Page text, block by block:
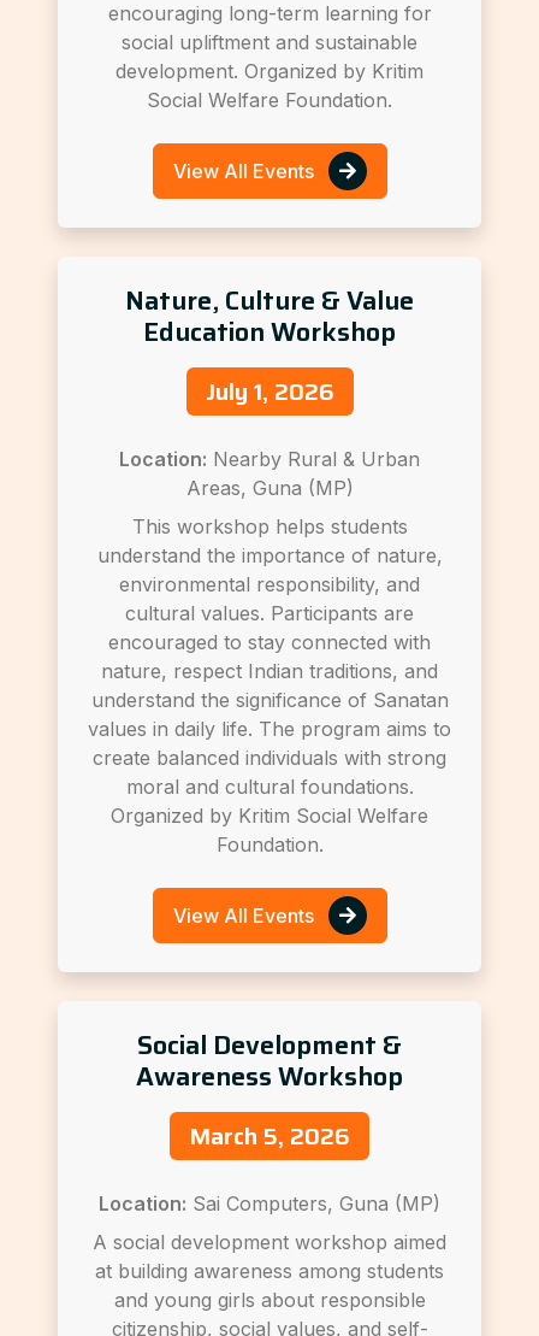
encouraging long-term learning for
social upliftment and sustainable
development. Organized by Kritim
Social Welfare Foundation.
View All Events
Nature, Culture & Value
Education Workshop
July 1, 2026
Location: Nearby Rural & Urban
Areas, Guna (MP)
This workshop helps students
understand the importance of nature,
environmental responsibility, and
cultural values. Participants are
encouraged to stay connected with
nature, respect Indian traditions, and
understand the significance of Sanatan
values in daily life. The program aims to
create balanced individuals with strong
moral and cultural foundations.
Organized by Kritim Social Welfare
Foundation.
View All Events
Social Development &
Awareness Workshop
March 5, 2026
Location: Sai Computers, Guna (MP)
A social development workshop aimed
at building awareness among students
and young girls about responsible
citizenship, social values, and self-